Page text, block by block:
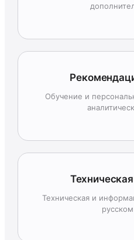
Обучение и
Техническая и